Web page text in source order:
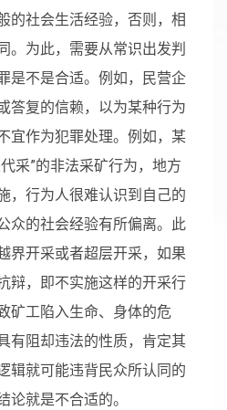
的社会生活经验，否则，相
。为此，需要从常识出发判
是不是合适。例如，民营企
答复的信赖，以为某种行为
宜作为犯罪处理。例如，某
采”的非法采矿行为，地方
，行为人很难认识到自己的
众的社会经验有所偏离。此
界开采或者超层开采，如果
辩，即不实施这样的开采行
矿工陷入生命、身体的危
有阻却违法的性质，肯定其
辑就可能违背民众所认同的
论就是不合适的。